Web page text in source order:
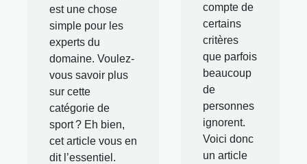
est une chose
simple pour les
experts du
domaine. Voulez-
vous savoir plus
sur cette
catégorie de
sport ? Eh bien,
cet article vous en
dit l’essentiel.
compte de
certains
critères
que parfois
beaucoup
de
personnes
ignorent.
Voici donc
un article